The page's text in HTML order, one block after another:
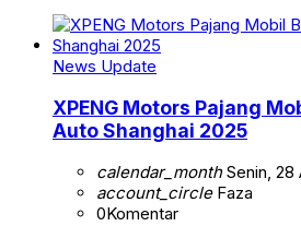
News Update
XPENG Motors Pajang
Auto Shanghai 2025
calendar_monthSenin, 28
account_circleFaza
0Komentar